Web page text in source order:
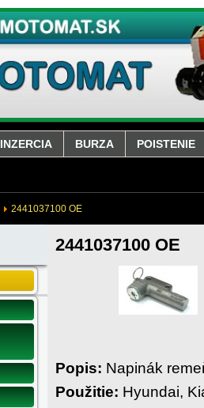
INZERCIA BURZA POISTENIE
2441037100 OE
2441037100 OE
Popis: Napinák
Použitie: Hyundai,